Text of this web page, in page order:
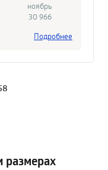
ноябрь
30 966
Подробнее
размерах